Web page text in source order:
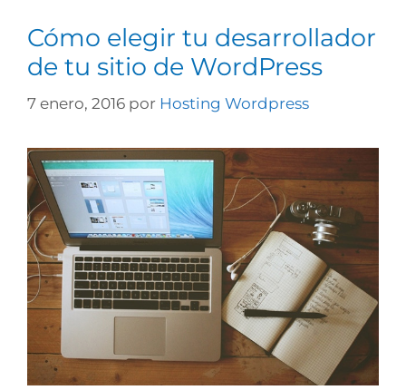
Cómo elegir tu desarrollador
de tu sitio de WordPress
7 enero, 2016 por Hosting Wordpress